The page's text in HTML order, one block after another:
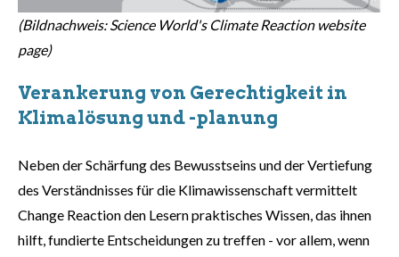
(Bildnachweis: Science World's Climate Reaction website
page)
Verankerung von Gerechtigkeit in
Klimalösung und -planung
Neben der Schärfung des Bewusstseins und der Vertiefung
des Verständnisses für die Klimawissenschaft vermittelt
Change Reaction den Lesern praktisches Wissen, das ihnen
hilft, fundierte Entscheidungen zu treffen - vor allem, wenn